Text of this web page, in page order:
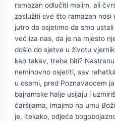
ramazan odlučiti malim, ali
zaslužiti sve što ramazan nosi
jutro da osjetimo da smo
već iza nas, da je na mjesto
došlo do sjetve u životu
kao takav, treba biti?
neminovno osjetiti, sav
u osami, pred Poznavaocem
bajramske halje usijaju i
čaršijama, imajmo na umu
je, itekako, odjeća